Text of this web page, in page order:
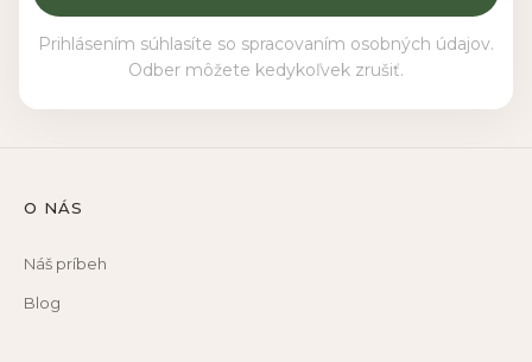
Prihlásením súhlasíte so spracovaním osobných údajov.
Odber môžete kedykoľvek zrušiť.
O NÁS
Náš príbeh
Blog